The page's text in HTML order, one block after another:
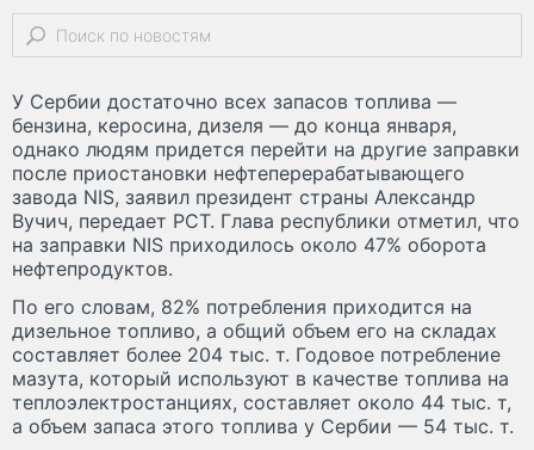
У Сербии достаточно всех запасов топлива —
бензина, керосина, дизеля — до конца января,
однако людям придется перейти на другие заправки
после приостановки нефтеперерабатывающего
завода NIS, заявил президент страны Александр
Вучич, передает РСТ. Глава республики отметил, что
на заправки NIS приходилось около 47% оборота
нефтепродуктов.
По его словам, 82% потребления приходится на
дизельное топливо, а общий объем его на складах
составляет более 204 тыс. т. Годовое потребление
мазута, который используют в качестве топлива на
теплоэлектростанциях, составляет около 44 тыс. т,
а объем запаса этого топлива у Сербии — 54 тыс. т.